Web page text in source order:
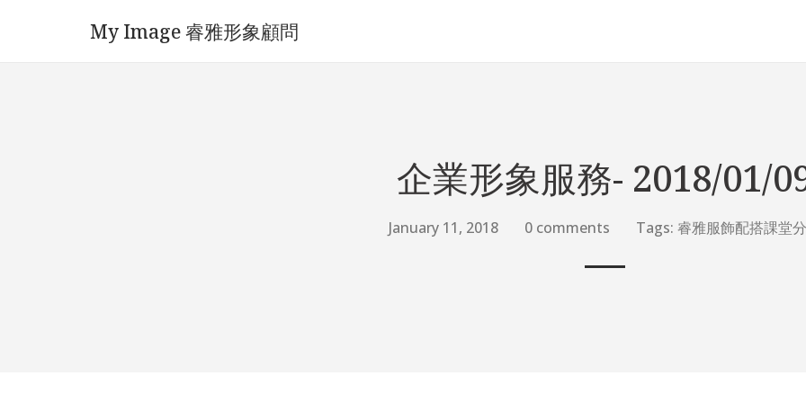
My Image 睿雅形象顧問
企業形象服務- 2018/01/
January 11, 2018 0 comments Tags: 睿雅服飾配搭課堂